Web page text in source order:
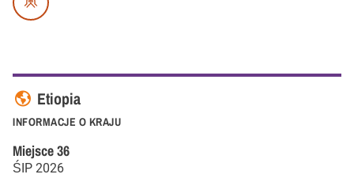
INFORMACJE O KRAJU
Etiopia
Miejsce36
ŚIP 2026